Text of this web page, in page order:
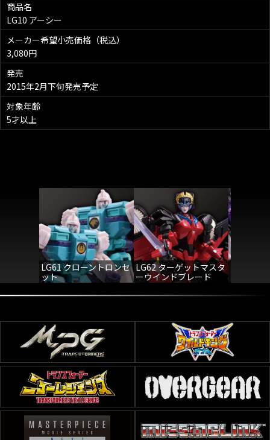
商品名
LG10 アーシー
メーカー希望小売価格（税込）
3,080円
発売
2015年2月下旬発売予定
対象年齢
5才以上
LG61 クローントロンセ
ット
LG62 ターゲットマスタ
ーウインドブレード